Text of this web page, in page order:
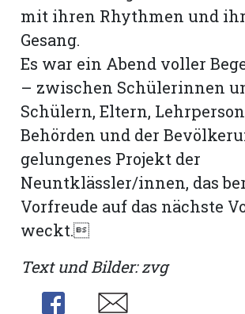
mit ihren Rhythmen und
Gesang.
Es war ein Abend voller
– zwischen Schülerinnen
Schülern, Eltern,
Behörden und der
gelungenes Projekt der
Neuntklässler/innen, das
Vorfreude auf das nächste
weckt.
Text und Bilder: zvg
Share
Share